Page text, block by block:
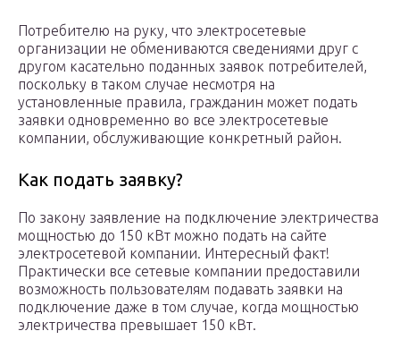
Потребителю на руку, что электросетевые
организации не обмениваются сведениями друг с
другом касательно поданных заявок потребителей,
поскольку в таком случае несмотря на
установленные правила, гражданин может подать
заявки одновременно во все электросетевые
компании, обслуживающие конкретный район.
Как подать заявку?
По закону заявление на подключение электричества
мощностью до 150 кВт можно подать на сайте
электросетевой компании. Интересный факт!
Практически все сетевые компании предоставили
возможность пользователям подавать заявки на
подключение даже в том случае, когда мощностью
электричества превышает 150 кВт.